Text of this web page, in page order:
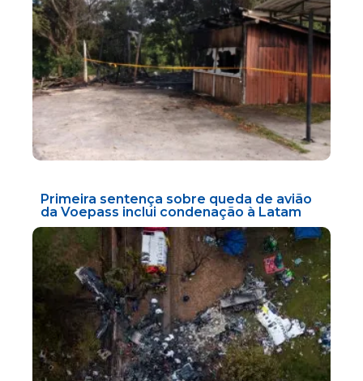
Primeira sentença sobre queda de avião
da Voepass inclui condenação à Latam